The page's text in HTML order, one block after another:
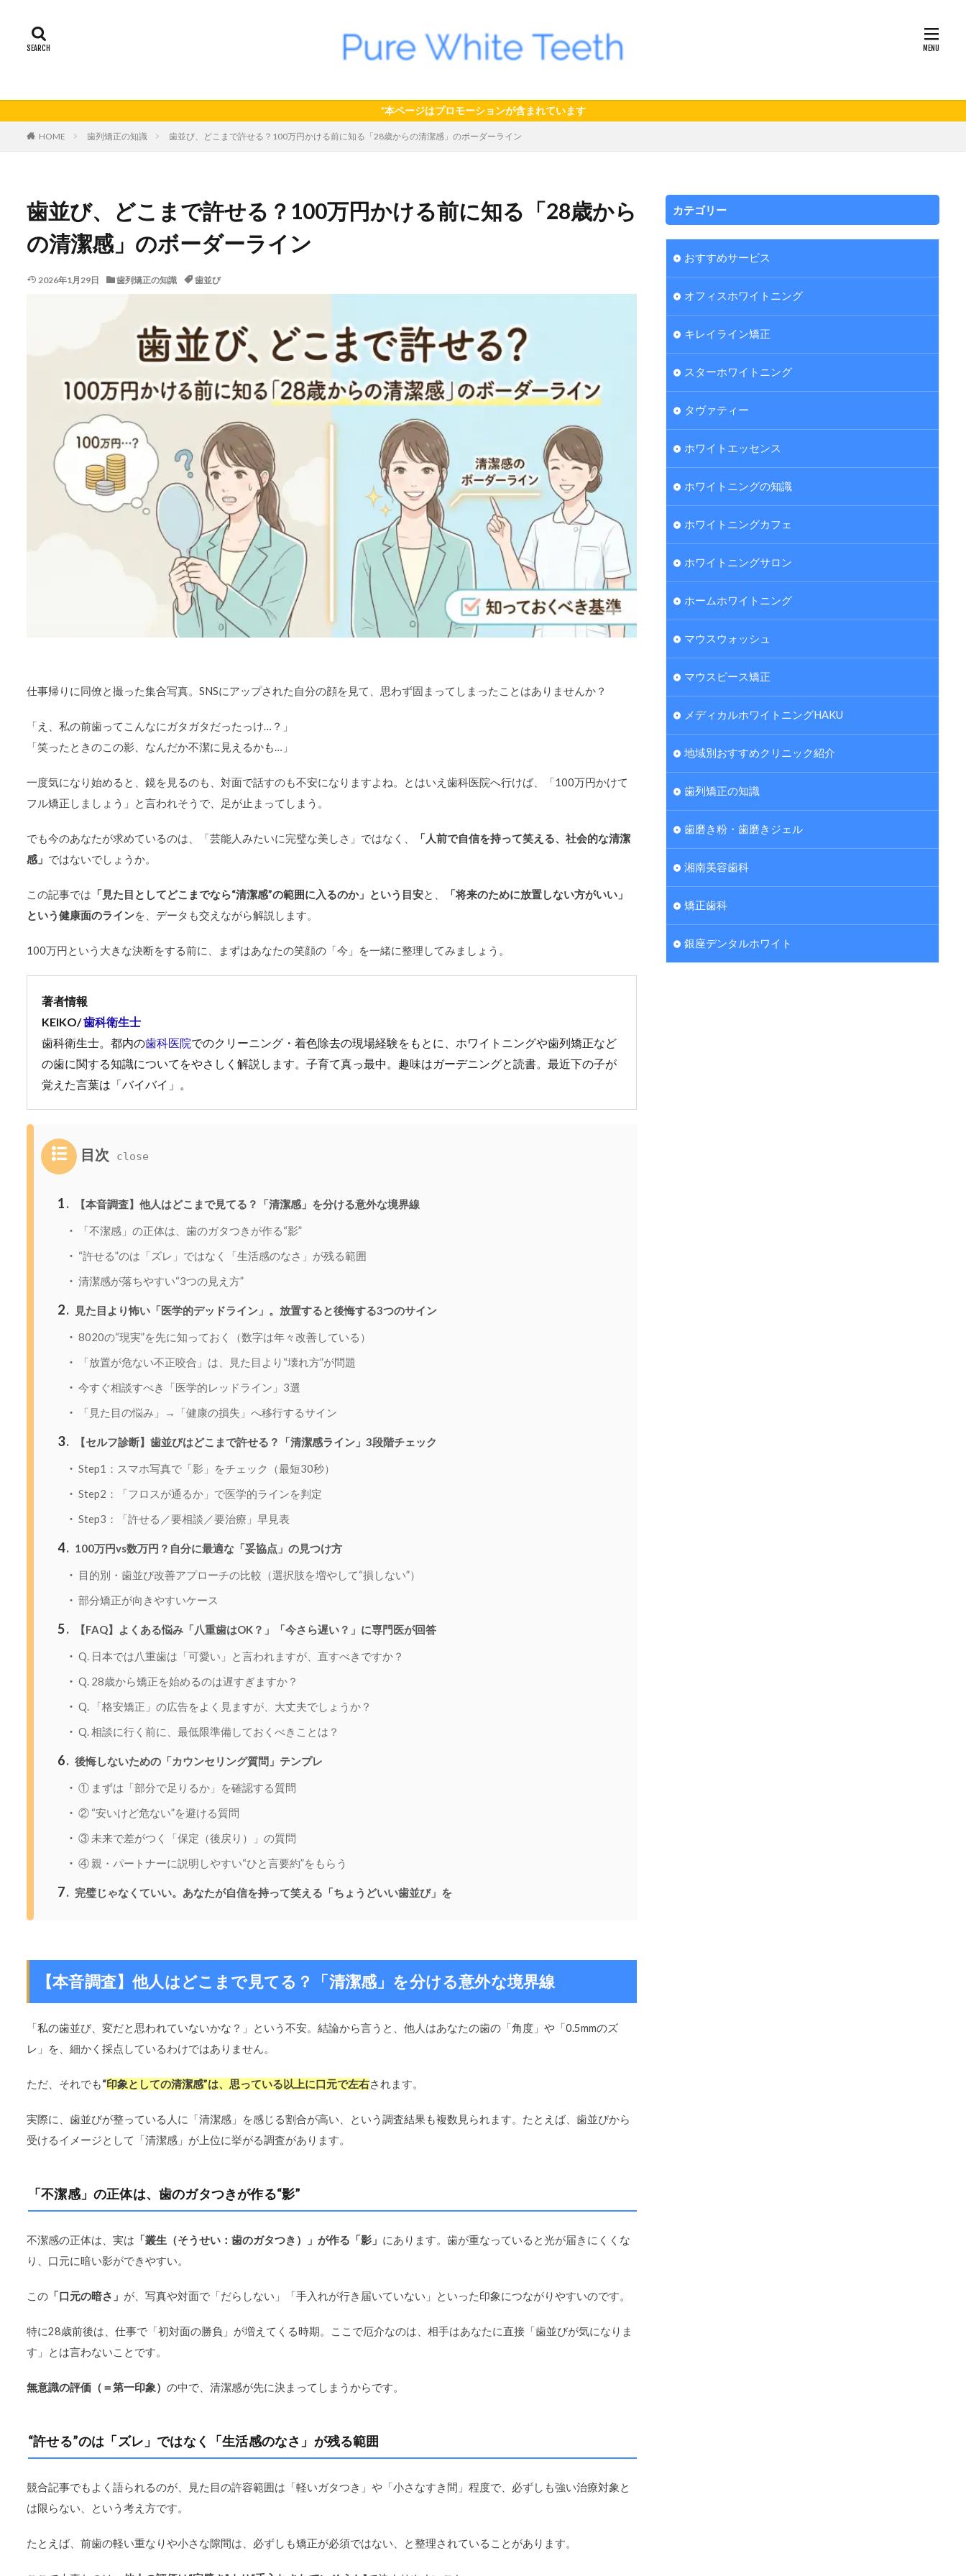
*本ページはプロモーションが含まれています
HOME 歯列矯正の知識 歯並び、どこまで許せる？100万円かける前に知る「28歳からの清潔感」のボーダーライン
歯並び、どこまで許せる？100万円かける前に知る「28歳から
の清潔感」のボーダーライン
2026年1月29日 歯列矯正の知識 歯並び
仕事帰りに同僚と撮った集合写真。SNSにアップされた自分の顔を見て、思わず固まってしまったことはありませんか？
「え、私の前歯ってこんなにガタガタだったっけ…？」
「笑ったときのこの影、なんだか不潔に見えるかも…」
一度気になり始めると、鏡を見るのも、対面で話すのも不安になりますよね。とはいえ歯科医院へ行けば、「100万円かけて
フル矯正しましょう」と言われそうで、足が止まってしまう。
でも今のあなたが求めているのは、「芸能人みたいに完璧な美しさ」ではなく、
「人前で自信を持って笑える、社会的な清潔
感」 ではないでしょうか。
この記事では 「見た目としてどこまでなら“清潔感”の範囲に入るのか」という目安と、
「将来のために放置しない方がいい」
という健康面のラインを、データも交えながら解説します。
100万円という大きな決断をする前に、まずはあなたの笑顔の「今」を一緒に整理してみましょう。
著者情報
KEIKO/歯科衛生士
歯科衛生士。都内の歯科医院でのクリーニング・着色除去の現場経験をもとに、ホワイトニングや歯列矯正など
の歯に関する知識についてをやさしく解説します。子育て真っ最中。趣味はガーデニングと読書。最近下の子が
覚えた言葉は「バイバイ」。
目次
1 【本音調査】他人はどこまで見てる？「清潔感」を分ける意外な境界線
「不潔感」の正体は、歯のガタつきが作る“影”
“許せる”のは「ズレ」ではなく「生活感のなさ」が残る範囲
清潔感が落ちやすい“3つの見え方”
2 見た目より怖い「医学的デッドライン」。放置すると後悔する3つのサイン
8020の“現実”を先に知っておく（数字は年々改善している）
「放置が危ない不正咬合」は、見た目より“壊れ方”が問題
今すぐ相談すべき「医学的レッドライン」3選
「見た目の悩み」→「健康の損失」へ移行するサイン
3 【セルフ診断】歯並びはどこまで許せる？「清潔感ライン」3段階チェック
Step1：スマホ写真で「影」をチェック（最短30秒）
Step2：「フロスが通るか」で医学的ラインを判定
Step3：「許せる／要相談／要治療」早見表
4 100万円vs数万円？自分に最適な「妥協点」の見つけ方
目的別・歯並び改善アプローチの比較（選択肢を増やして“損しない”）
部分矯正が向きやすいケース
5 【FAQ】よくある悩み「八重歯はOK？」「今さら遅い？」に専門医が回答
Q. 日本では八重歯は「可愛い」と言われますが、直すべきですか？
Q. 28歳から矯正を始めるのは遅すぎますか？
Q. 「格安矯正」の広告をよく見ますが、大丈夫でしょうか？
Q. 相談に行く前に、最低限準備しておくべきことは？
6 後悔しないための「カウンセリング質問」テンプレ
① まずは「部分で足りるか」を確認する質問
② “安いけど危ない”を避ける質問
③ 未来で差がつく「保定（後戻り）」の質問
④ 親・パートナーに説明しやすい“ひと言要約”をもらう
7 完璧じゃなくていい。あなたが自信を持って笑える「ちょうどいい歯並び」を
【本音調査】他人はどこまで見てる？「清潔感」を分ける意外な境界線
「私の歯並び、変だと思われていないかな？」という不安。結論から言うと、他人はあなたの歯の「角度」や「0.5mmのズ
レ」を、細かく採点しているわけではありません。
ただ、それでも“印象としての清潔感”は、思っている以上に口元で左右されます。
実際に、歯並びが整っている人に「清潔感」を感じる割合が高い、という調査結果も複数見られます。たとえば、歯並びから
受けるイメージとして「清潔感」が上位に挙がる調査があります。
「不潔感」の正体は、歯のガタつきが作る“影”
不潔感の正体は、実は 「叢生（そうせい：歯のガタつき）」が作る「影」 にあります。歯が重なっていると光が届きにくくな
り、口元に暗い影ができやすい。
この 「口元の暗さ」 が、写真や対面で「だらしない」「手入れが行き届いていない」といった印象につながりやすいのです。
特に28歳前後は、仕事で「初対面の勝負」が増えてくる時期。ここで厄介なのは、相手はあなたに直接「歯並びが気になりま
す」とは言わないことです。
無意識の評価（＝第一印象） の中で、清潔感が先に決まってしまうからです。
“許せる”のは「ズレ」ではなく「生活感のなさ」が残る範囲
競合記事でもよく語られるのが、見た目の許容範囲は「軽いガタつき」や「小さなすき間」程度で、必ずしも強い治療対象と
は限らない、という考え方です。
たとえば、前歯の軽い重なりや小さな隙間は、必ずしも矯正が必須ではない、と整理されていることがあります。
カテゴリー
おすすめサービス
オフィスホワイトニング
キレイライン矯正
スターホワイトニング
タヴァティー
ホワイトエッセンス
ホワイトニングの知識
ホワイトニングカフェ
ホワイトニングサロン
ホームホワイトニング
マウスウォッシュ
マウスピース矯正
メディカルホワイトニングHAKU
地域別おすすめクリニック紹介
歯列矯正の知識
歯磨き粉・歯磨きジェル
湘南美容歯科
矯正歯科
銀座デンタルホワイト